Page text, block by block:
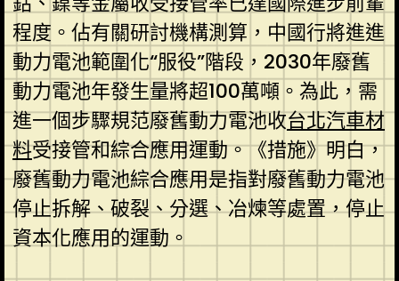
程度。佔有關研討機構測算，中國行將進進
動力電池範圍化“服役”階段，2030年廢舊
動力電池年發生量將超100萬噸。為此，需
進一個步驟規范廢舊動力電池收台北汽車材
料受接管和綜合應用運動。《措施》明白，
廢舊動力電池綜合應用是指對廢舊動力電池
停止拆解、破裂、分選、冶煉等處置，停止
資本化應用的運動。